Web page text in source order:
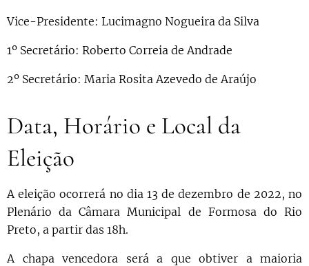
Vice-Presidente: Lucimagno Nogueira da Silva
1º Secretário: Roberto Correia de Andrade
2º Secretário: Maria Rosita Azevedo de Araújo
Data, Horário e Local da
Eleição
A eleição ocorrerá no dia 13 de dezembro de 2022, no
Plenário da Câmara Municipal de Formosa do Rio
Preto, a partir das 18h.
A chapa vencedora será a que obtiver a maioria